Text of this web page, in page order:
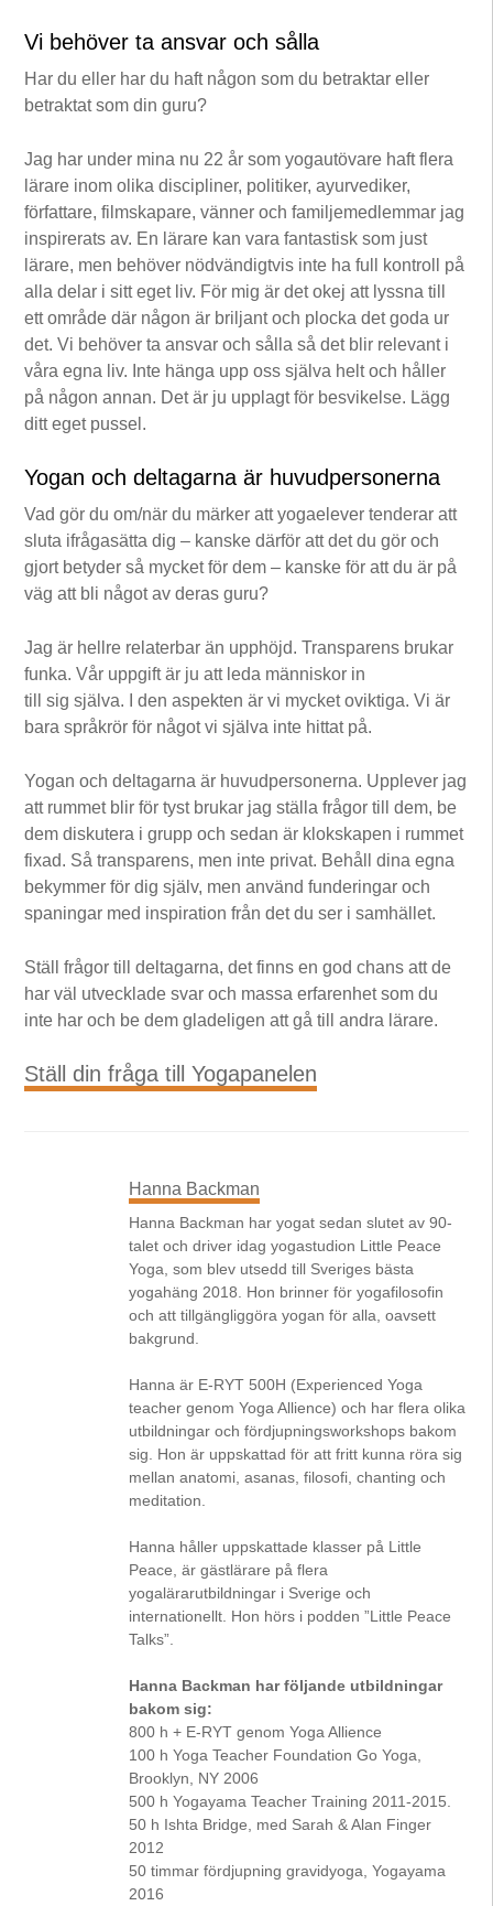
Vi behöver ta ansvar och sålla
Har du eller har du haft någon som du betraktar eller
betraktat som din guru?
Jag har under mina nu 22 år som yogautövare haft flera
lärare inom olika discipliner, politiker, ayurvediker,
författare, filmskapare, vänner och familjemedlemmar jag
inspirerats av. En lärare kan vara fantastisk som just
lärare, men behöver nödvändigtvis inte ha full kontroll på
alla delar i sitt eget liv. För mig är det okej att lyssna till
ett område där någon är briljant och plocka det goda ur
det. Vi behöver ta ansvar och sålla så det blir relevant i
våra egna liv. Inte hänga upp oss själva helt och håller
på någon annan. Det är ju upplagt för besvikelse. Lägg
ditt eget pussel.
Yogan och deltagarna är huvudpersonerna
Vad gör du om/när du märker att yogaelever tenderar att
sluta ifrågasätta dig – kanske därför att det du gör och
gjort betyder så mycket för dem – kanske för att du är på
väg att bli något av deras guru?
Jag är hellre relaterbar än upphöjd. Transparens brukar
funka. Vår uppgift är ju att leda människor in
till sig själva. I den aspekten är vi mycket oviktiga. Vi är
bara språkrör för något vi själva inte hittat på.
Yogan och deltagarna är huvudpersonerna. Upplever jag
att rummet blir för tyst brukar jag ställa frågor till dem, be
dem diskutera i grupp och sedan är klokskapen i rummet
fixad. Så transparens, men inte privat. Behåll dina egna
bekymmer för dig själv, men använd funderingar och
spaningar med inspiration från det du ser i samhället.
Ställ frågor till deltagarna, det finns en god chans att de
har väl utvecklade svar och massa erfarenhet som du
inte har och be dem gladeligen att gå till andra lärare.
Ställ din fråga till Yogapanelen
Hanna Backman
Hanna Backman har yogat sedan slutet av 90-
talet och driver idag yogastudion Little Peace
Yoga, som blev utsedd till Sveriges bästa
yogahäng 2018. Hon brinner för yogafilosofin
och att tillgängliggöra yogan för alla, oavsett
bakgrund.
Hanna är E-RYT 500H (Experienced Yoga
teacher genom Yoga Allience) och har flera olika
utbildningar och fördjupningsworkshops bakom
sig. Hon är uppskattad för att fritt kunna röra sig
mellan anatomi, asanas, filosofi, chanting och
meditation.
Hanna håller uppskattade klasser på Little
Peace, är gästlärare på flera
yogalärarutbildningar i Sverige och
internationellt. Hon hörs i podden ”Little Peace
Talks”.
Hanna Backman har följande utbildningar
bakom sig:
800 h + E-RYT genom Yoga Allience
100 h Yoga Teacher Foundation Go Yoga,
Brooklyn, NY 2006
500 h Yogayama Teacher Training 2011-2015.
50 h Ishta Bridge, med Sarah & Alan Finger
2012
50 timmar fördjupning gravidyoga, Yogayama
2016